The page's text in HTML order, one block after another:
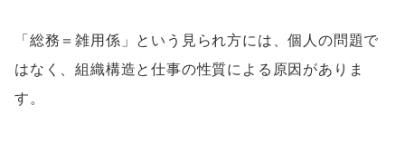
「総務＝雑用係」という見られ方には、個人の問題で
はなく、組織構造と仕事の性質による原因がありま
す。